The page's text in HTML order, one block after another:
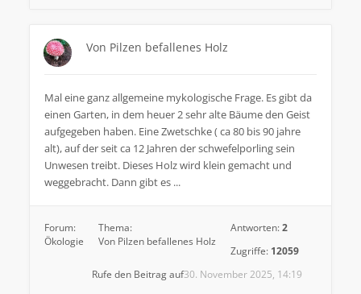
Von Pilzen befallenes Holz
Mal eine ganz allgemeine mykologische Frage. Es gibt da
einen Garten, in dem heuer 2 sehr alte Bäume den Geist
aufgegeben haben. Eine Zwetschke ( ca 80 bis 90 jahre
alt), auf der seit ca 12 Jahren der schwefelporling sein
Unwesen treibt. Dieses Holz wird klein gemacht und
weggebracht. Dann gibt es ...
Forum:
Ökologie
Thema:
Von Pilzen befallenes Holz
Antworten:2
Zugriffe: 12059
30. November 2025, 14:19
Rufe den Beitrag auf